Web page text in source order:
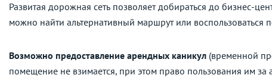
Развитая дорожная сеть позволяет добираться до бизнес-
можно найти альтернативный маршрут или воспользоваться
Возможно предоставление арендных каникул (временной
помещение не взимается, при этом право пользования им за